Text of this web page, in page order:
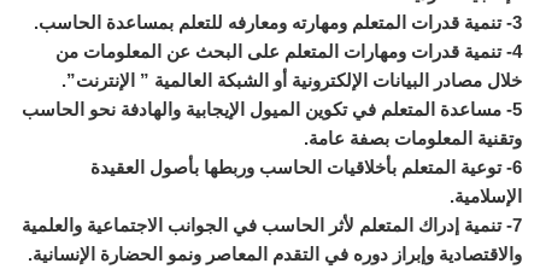
3- تنمية قدرات المتعلم ومهارته ومعارفه للتعلم بمساعدة الحاسب.
4- تنمية قدرات ومهارات المتعلم على البحث عن المعلومات من
خلال مصادر البيانات الإلكترونية أو الشبكة العالمية ” الإنترنت”.
5- مساعدة المتعلم في تكوين الميول الإيجابية والهادفة نحو الحاسب
وتقنية المعلومات بصفة عامة.
6- توعية المتعلم بأخلاقيات الحاسب وربطها بأصول العقيدة
الإسلامية.
7- تنمية إدراك المتعلم لأثر الحاسب في الجوانب الاجتماعية والعلمية
والاقتصادية وإبراز دوره في التقدم المعاصر ونمو الحضارة الإنسانية.